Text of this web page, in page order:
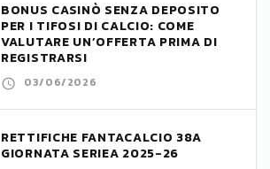
BONUS CASINÒ SENZA DEPOSITO
PER I TIFOSI DI CALCIO: COME
VALUTARE UN’OFFERTA PRIMA DI
REGISTRARSI
03/06/2026
RETTIFICHE FANTACALCIO 38A
GIORNATA SERIEA 2025-26